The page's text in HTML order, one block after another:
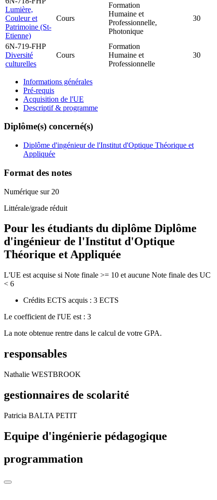
Lumière,
Couleur et
Patrimoine (St-
Etienne)
Cours
Formation
Humaine et
Professionnelle,
Photonique
30
6N-719-FHP
Diversité
culturelles
Cours
Formation
Humaine et
Professionnelle
30
Informations générales
Pré-requis
Acquisition de l'UE
Descriptif & programme
Diplôme(s) concerné(s)
Diplôme d'ingénieur de l'Institut d'Optique Théorique et
Appliquée
Format des notes
Numérique sur 20
Littérale/grade réduit
Pour les étudiants du diplôme Diplôme
d'ingénieur de l'Institut d'Optique
Théorique et Appliquée
L'UE est acquise si Note finale >= 10 et aucune Note finale des UC
< 6
Crédits ECTS acquis : 3 ECTS
Le coefficient de l'UE est : 3
La note obtenue rentre dans le calcul de votre GPA.
responsables
Nathalie WESTBROOK
gestionnaires de scolarité
Patricia BALTA PETIT
Equipe d'ingénierie pédagogique
programmation